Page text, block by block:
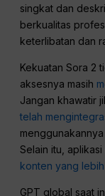
singkat dan
berkualitas
keterlibatan dan
Kekuatan Sora 2
aksesnya masih
Jangan khawatir
telah
Selain itu,
konten yang
GPT global saat